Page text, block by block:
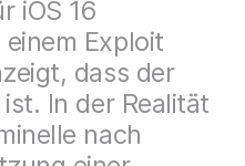
iOS 16
Exploit
dass der
In der Realität
nach